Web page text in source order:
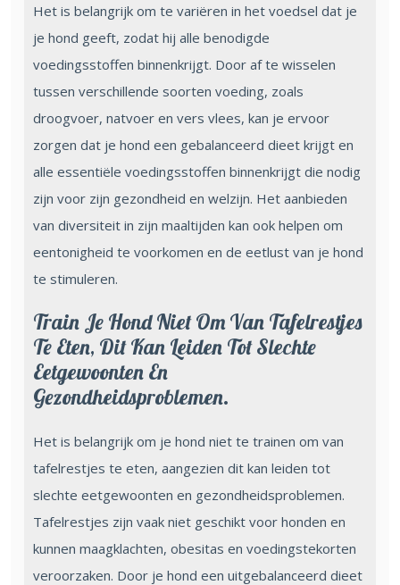
Het is belangrijk om te variëren in het voedsel dat je
je hond geeft, zodat hij alle benodigde
voedingsstoffen binnenkrijgt. Door af te wisselen
tussen verschillende soorten voeding, zoals
droogvoer, natvoer en vers vlees, kan je ervoor
zorgen dat je hond een gebalanceerd dieet krijgt en
alle essentiële voedingsstoffen binnenkrijgt die nodig
zijn voor zijn gezondheid en welzijn. Het aanbieden
van diversiteit in zijn maaltijden kan ook helpen om
eentonigheid te voorkomen en de eetlust van je hond
te stimuleren.
Train Je Hond Niet Om Van Tafelrestjes
Te Eten, Dit Kan Leiden Tot Slechte
Eetgewoonten En
Gezondheidsproblemen.
Het is belangrijk om je hond niet te trainen om van
tafelrestjes te eten, aangezien dit kan leiden tot
slechte eetgewoonten en gezondheidsproblemen.
Tafelrestjes zijn vaak niet geschikt voor honden en
kunnen maagklachten, obesitas en voedingstekorten
veroorzaken. Door je hond een uitgebalanceerd dieet